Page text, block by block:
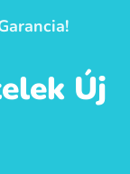
Új